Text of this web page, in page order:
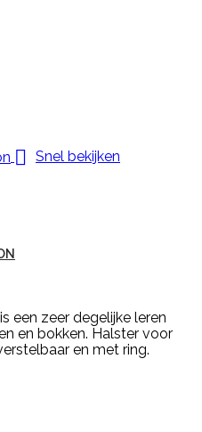
 Snel bekijken
een zeer degelijke leren
en bokken. Halster voor
en met ring.